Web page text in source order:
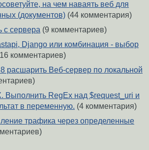
на чем наваять веб для
(документов) (44 комментария)
с сервера (9 комментариев)
Django или комбинация - выбор
комментариев)
расшарить Веб-сервер по локальной
Выполнить RegEx над $request_uri и
в переменную. (4 комментария)
трафика через определенные